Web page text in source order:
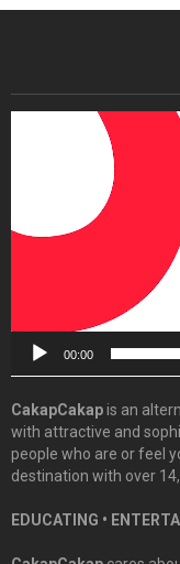
00:00
CakapCakapis an
with attractive and
people who are or feel
destination with over
EDUCATING •